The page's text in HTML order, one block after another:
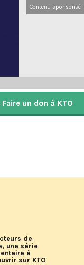
Contenu sponsorisé
Faire un don à KTO
de
une série
à
sur KTO